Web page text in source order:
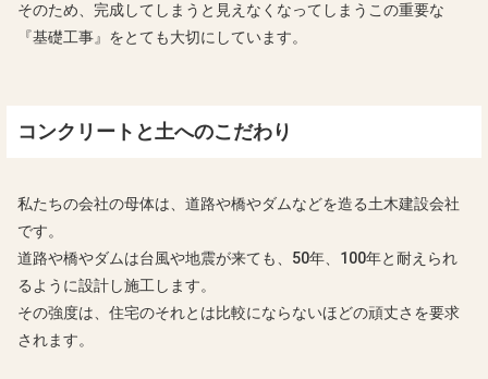
そのため、完成してしまうと見えなくなってしまうこの重要な
『基礎工事』をとても大切にしています。
コンクリートと土へのこだわり
私たちの会社の母体は、道路や橋やダムなどを造る土木建設会社
です。
道路や橋やダムは台風や地震が来ても、50年、100年と耐えられ
るように設計し施工します。
その強度は、住宅のそれとは比較にならないほどの頑丈さを要求
されます。